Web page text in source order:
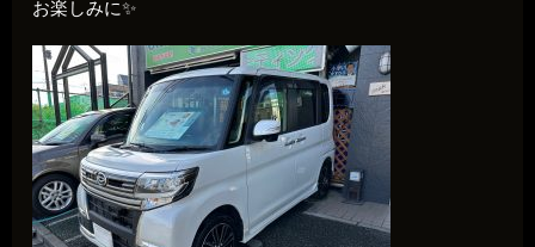
お楽しみに✨